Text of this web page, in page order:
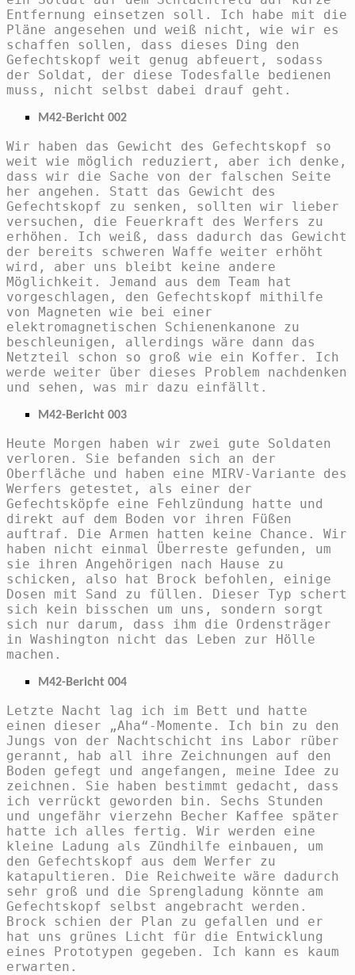
Entfernung einsetzen soll. Ich habe mit die
Pläne angesehen und weiß nicht, wie wir es
schaffen sollen, dass dieses Ding den
Gefechtskopf weit genug abfeuert, sodass
der Soldat, der diese Todesfalle bedienen
muss, nicht selbst dabei drauf geht.
M42-Bericht 002
Wir haben das Gewicht des Gefechtskopf so
weit wie möglich reduziert, aber ich denke,
dass wir die Sache von der falschen Seite
her angehen. Statt das Gewicht des
Gefechtskopf zu senken, sollten wir lieber
versuchen, die Feuerkraft des Werfers zu
erhöhen. Ich weiß, dass dadurch das Gewicht
der bereits schweren Waffe weiter erhöht
wird, aber uns bleibt keine andere
Möglichkeit. Jemand aus dem Team hat
vorgeschlagen, den Gefechtskopf mithilfe
von Magneten wie bei einer
elektromagnetischen Schienenkanone zu
beschleunigen, allerdings wäre dann das
Netzteil schon so groß wie ein Koffer. Ich
werde weiter über dieses Problem nachdenken
und sehen, was mir dazu einfällt.
M42-Bericht 003
Heute Morgen haben wir zwei gute Soldaten
verloren. Sie befanden sich an der
Oberfläche und haben eine MIRV-Variante des
Werfers getestet, als einer der
Gefechtsköpfe eine Fehlzündung hatte und
direkt auf dem Boden vor ihren Füßen
auftraf. Die Armen hatten keine Chance. Wir
haben nicht einmal Überreste gefunden, um
sie ihren Angehörigen nach Hause zu
schicken, also hat Brock befohlen, einige
Dosen mit Sand zu füllen. Dieser Typ schert
sich kein bisschen um uns, sondern sorgt
sich nur darum, dass ihm die Ordensträger
in Washington nicht das Leben zur Hölle
machen.
M42-Bericht 004
Letzte Nacht lag ich im Bett und hatte
einen dieser „Aha“-Momente. Ich bin zu den
Jungs von der Nachtschicht ins Labor rüber
gerannt, hab all ihre Zeichnungen auf den
Boden gefegt und angefangen, meine Idee zu
zeichnen. Sie haben bestimmt gedacht, dass
ich verrückt geworden bin. Sechs Stunden
und ungefähr vierzehn Becher Kaffee später
hatte ich alles fertig. Wir werden eine
kleine Ladung als Zündhilfe einbauen, um
den Gefechtskopf aus dem Werfer zu
katapultieren. Die Reichweite wäre dadurch
sehr groß und die Sprengladung könnte am
Gefechtskopf selbst angebracht werden.
Brock schien der Plan zu gefallen und er
hat uns grünes Licht für die Entwicklung
eines Prototypen gegeben. Ich kann es kaum
erwarten.